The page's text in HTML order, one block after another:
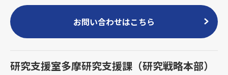
お問い合わせはこちら
研究支援室多摩研究支援課（研究戦略本部）